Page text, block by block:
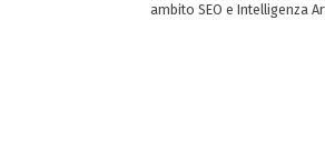
ambito SEO e Intelligenza